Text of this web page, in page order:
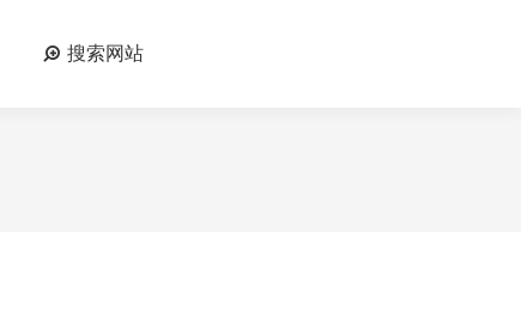
搜索网站